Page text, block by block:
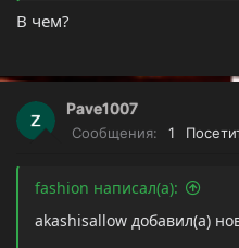
В чем?
Pave1007
Сообщения 1
fashion написал(а):
akashisallow добавил(а)